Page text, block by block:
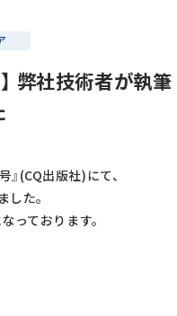
弊社技術者が執筆
(CQ出版社)にて、
た。
っております。